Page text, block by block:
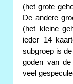
(het grote
De andere
(het kleine
ieder 14
subgroep is
goden van
veel